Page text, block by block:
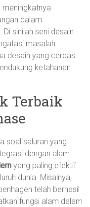
meningkatnya
dalam
sinilah seni desain
masalah
desain yang cerdas
ketahanan
Terbaik
soal saluran yang
dengan alam.
yang paling efektif
dunia. Misalnya,
telah berhasil
fungsi alam dalam